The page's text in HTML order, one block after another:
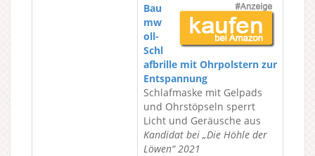
Bau
mw
oll-
Schl
afbrille mit Ohrpolstern zur
Entspannung
Schlafmaske mit Gelpads
und Ohrstöpseln sperrt
Licht und Geräusche aus
Kandidat bei „Die Höhle der
Löwen“ 2021